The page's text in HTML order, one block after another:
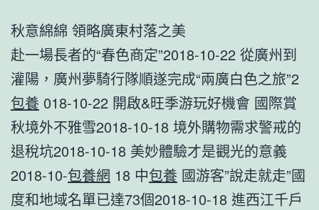
秋意綿綿 領略廣東村落之美
赴一場長者的“春色商定”2018-10-22 從廣州到
灌陽，廣州夢騎行隊順遂完成“兩廣白色之旅”2
包養 018-10-22 開啟&旺季游玩好機會 國際賞
秋境外不雅雪2018-10-18 境外購物需求警戒的
退稅坑2018-10-18 美妙體驗才是觀光的意義
2018-10-包養網 18 中包養 國游客”說走就走”國
度和地域名單已達73個2018-10-18 進西江千戶